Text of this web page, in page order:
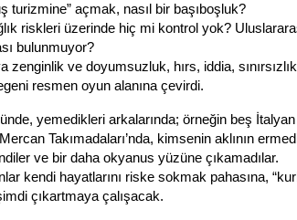
turizmine” açmak, nasıl bir başıboşluk?
riskleri üzerinde hiç mi kontrol yok?
bulunmuyor?
zenginlik ve doyumsuzluk, hırs, iddia,
resmen oyun alanına çevirdi.
yemedikleri arkalarında; örneğin beş İtalyan
Takımadaları’nda, kimsenin aklının
ve bir daha okyanus yüzüne çıkamadılar.
kendi hayatlarını riske sokmak pahasına,
çıkartmaya çalışacak.